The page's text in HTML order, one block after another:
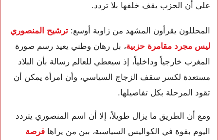
على أن الحزب يقف خلفها بلا تردد.
المحللون يقرأون المشهد من زاوية أوسع: ترشيح المنصوري
ليس مجرد مقامرة حزبية، بل رهان وطني يعيد رسم صورة
المغرب خارجياً وداخلياً، إذ سيعطي للعالم رسالة بأن البلاد
مستعدة لكسر سقف الزجاج السياسي، وأن امرأة يمكن أن
تقود المرحلة بكل تفاصيلها.
ومع أن الطريق ما يزال طويلاً، إلا أن اسم المنصوري يتردد
اليوم بقوة في الكواليس السياسية، بين من يراها فرصة